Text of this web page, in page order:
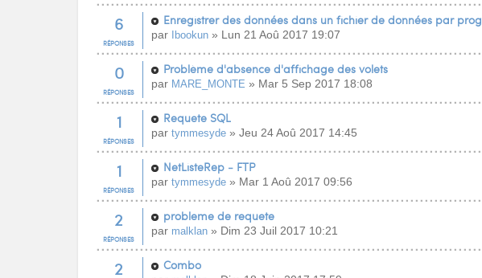
6
RÉPONSES
Enregistrer des données dans un fichier de données par prog
par Ibookun » Lun 21 Aoû 2017 19:07
0
RÉPONSES
Problème d'absence d'affichage des volets
par MARE_MONTE » Mar 5 Sep 2017 18:08
1
RÉPONSES
Requete SQL
par tymmesyde » Jeu 24 Aoû 2017 14:45
1
RÉPONSES
NetListeRep - FTP
par tymmesyde » Mar 1 Aoû 2017 09:56
2
RÉPONSES
probleme de requete
par malklan » Dim 23 Juil 2017 10:21
2 Combo